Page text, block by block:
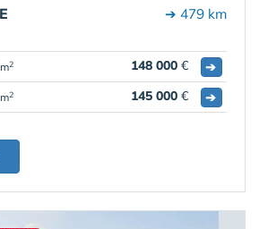
➔ 479 km
2 148 000 €
➔
2 145 000 € ➔